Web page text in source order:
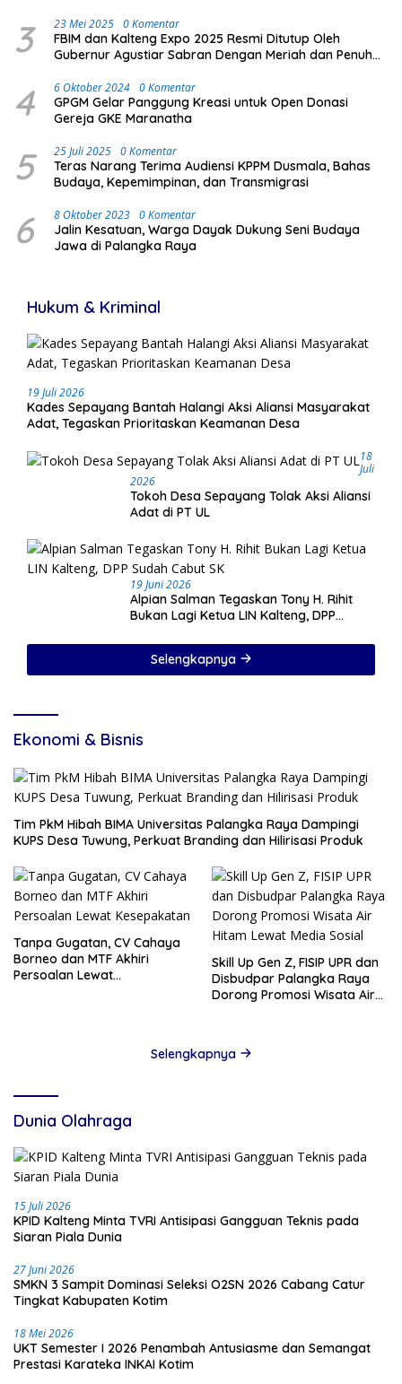
3 23 Mei 2025 0 Komentar
FBIM dan Kalteng Expo 2025 Resmi Ditutup Oleh
Gubernur Agustiar Sabran Dengan Meriah dan Penuh
4 6 Oktober 2024 0 Komentar
GPGM Gelar Panggung Kreasi untuk Open Donasi
Gereja GKE Maranatha
5 25 Juli 2025 0 Komentar
Teras Narang Terima Audiensi KPPM Dusmala, Bahas
Budaya, Kepemimpinan, dan Transmigrasi
6 8 Oktober 2023 0 Komentar
Jalin Kesatuan, Warga Dayak Dukung Seni Budaya
Jawa di Palangka Raya
Hukum & Kriminal
19 Juli 2026
Kades Sepayang Bantah Halangi Aksi Aliansi Masyarakat
Adat, Tegaskan Prioritaskan Keamanan Desa
18
Juli
2026
Tokoh Desa Sepayang Tolak Aksi Aliansi
Adat di PT UL
19 Juni 2026
Alpian Salman Tegaskan Tony H. Rihit
Bukan Lagi Ketua LIN Kalteng, DPP
Selengkapnya
Ekonomi & Bisnis
Tim PkM Hibah BIMA Universitas Palangka Raya Dampingi
KUPS Desa Tuwung, Perkuat Branding dan Hilirisasi Produk
Tanpa Gugatan, CV Cahaya
Borneo dan MTF Akhiri
Persoalan Lewat
Skill Up Gen Z, FISIP UPR dan
Disbudpar Palangka Raya
Dorong Promosi Wisata Air
Selengkapnya
Dunia Olahraga
15 Juli 2026
KPID Kalteng Minta TVRI Antisipasi Gangguan Teknis pada
Siaran Piala Dunia
27 Juni 2026
SMKN 3 Sampit Dominasi Seleksi O2SN 2026 Cabang Catur
Tingkat Kabupaten Kotim
18 Mei 2026
UKT Semester I 2026 Penambah Antusiasme dan Semangat
Prestasi Karateka INKAI Kotim